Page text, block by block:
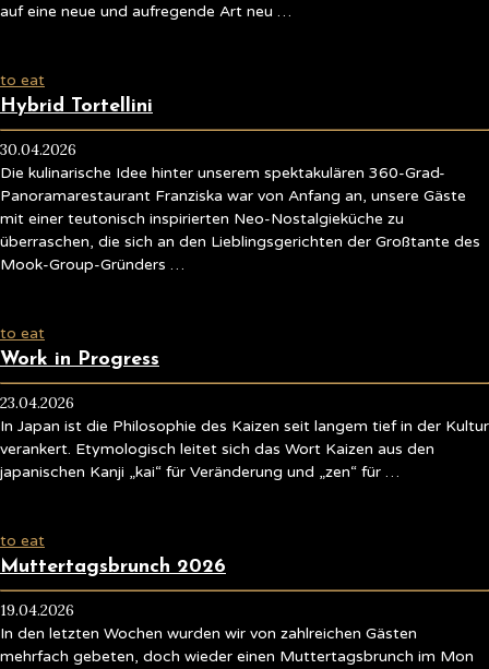
auf eine neue und aufregende Art neu …
to eat
Hybrid Tortellini
30.04.2026
Die kulinarische Idee hinter unserem spektakulären 360-Grad-
Panoramarestaurant Franziska war von Anfang an, unsere Gäste
mit einer teutonisch inspirierten Neo-Nostalgieküche zu
überraschen, die sich an den Lieblingsgerichten der Großtante des
Mook-Group-Gründers …
to eat
Work in Progress
23.04.2026
In Japan ist die Philosophie des Kaizen seit langem tief in der Kultur
verankert. Etymologisch leitet sich das Wort Kaizen aus den
japanischen Kanji „kai“ für Veränderung und „zen“ für …
to eat
Muttertagsbrunch 2026
19.04.2026
In den letzten Wochen wurden wir von zahlreichen Gästen
mehrfach gebeten, doch wieder einen Muttertagsbrunch im Mon